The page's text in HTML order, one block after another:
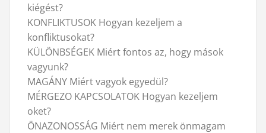
kiégést?
KONFLIKTUSOK Hogyan kezeljem a
konfliktusokat?
KÜLÖNBSÉGEK Miért fontos az, hogy mások
vagyunk?
MAGÁNY Miért vagyok egyedül?
MÉRGEZO KAPCSOLATOK Hogyan kezeljem
oket?
ÖNAZONOSSÁG Miért nem merek önmagam